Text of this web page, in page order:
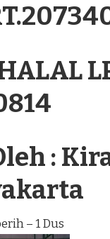
:
– 1 Dus